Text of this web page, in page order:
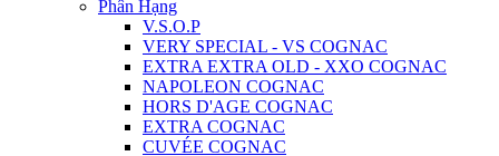
Phân Hạng
V.S.O.P
VERY SPECIAL - VS COGNAC
EXTRA EXTRA OLD - XXO COGNAC
NAPOLEON COGNAC
HORS D'AGE COGNAC
EXTRA COGNAC
CUVÉE COGNAC